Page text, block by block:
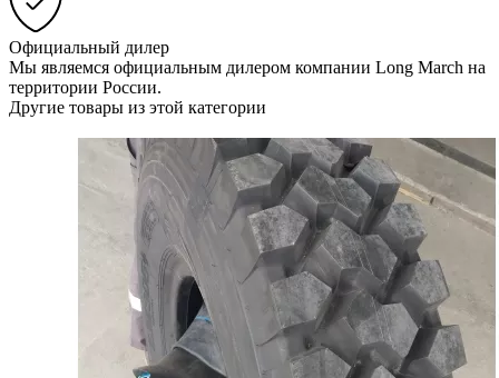
Официальный дилер
Мы являемся официальным дилером компании Long March на
территории России.
Другие товары из этой категории